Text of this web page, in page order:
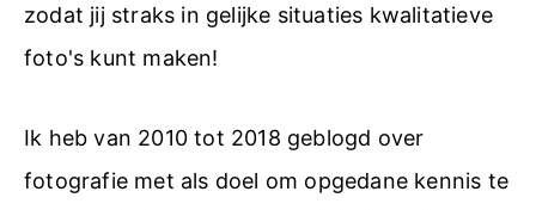
zodat jij straks in gelijke situaties kwalitatieve
foto's kunt maken!
Ik heb van 2010 tot 2018 geblogd over
fotografie met als doel om opgedane kennis te